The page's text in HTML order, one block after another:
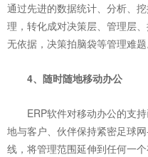
通过先进的数据统计、分析、
理，转化成对决策层、管理层
无依据，决策拍脑袋等管理难题
4、随时随地移动办公
ERP软件对移动办公的支持
地与客户、伙伴保持紧密足球
线，将管理范围延伸到任何一